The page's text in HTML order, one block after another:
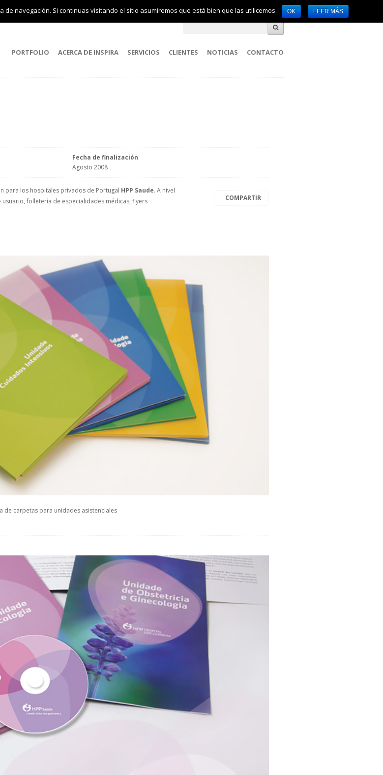
PORTFOLIO ACERCA DE INSPIRA SERVICIOS CLIENTES NOTICIAS CONTACTO
Fecha de finalización
Agosto 2008
para los hospitales privados de Portugal HPP Saude. A nivel
folletería de especialidades médicas, flyers
COMPARTIR
de carpetas para unidades asistenciales
navegación. Si continuas visitando el sitio asumiremos que está bien que las utilicemos. OK LEER MÁS